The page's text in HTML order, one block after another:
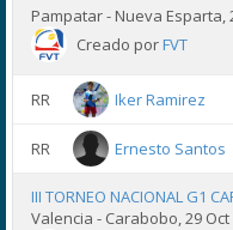
Pampatar - Nueva Esparta,
Creado porFVT
RR Iker Ramirez
RR Ernesto Santos
III TORNEO NACIONAL G1
Valencia - Carabobo, 29 Oct